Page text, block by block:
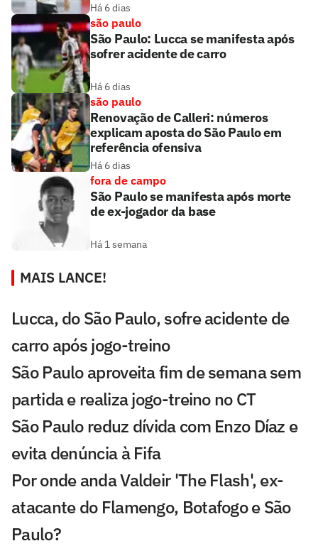
Há 6 dias
são paulo
São Paulo: Lucca se manifesta após
sofrer acidente de carro
Há 6 dias
são paulo
Renovação de Calleri: números
explicam aposta do São Paulo em
referência ofensiva
Há 6 dias
fora de campo
São Paulo se manifesta após morte
de ex-jogador da base
Há 1 semana
MAIS LANCE!
Lucca, do São Paulo, sofre acidente de
carro após jogo-treino
São Paulo aproveita fim de semana sem
partida e realiza jogo-treino no CT
São Paulo reduz dívida com Enzo Díaz e
evita denúncia à Fifa
Por onde anda Valdeir 'The Flash', ex-
atacante do Flamengo, Botafogo e São
Paulo?